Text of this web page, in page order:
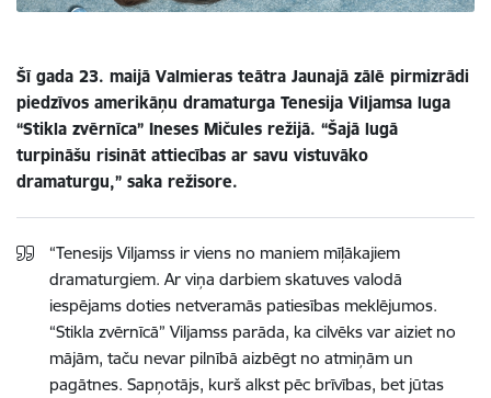
Šī gada 23. maijā Valmieras teātra Jaunajā zālē pirmizrādi
piedzīvos amerikāņu dramaturga Tenesija Viljamsa luga
“Stikla zvērnīca” Ineses Mičules režijā. “Šajā lugā
turpināšu risināt attiecības ar savu vistuvāko
dramaturgu,” saka režisore.
“Tenesijs Viljamss ir viens no maniem mīļākajiem
dramaturgiem. Ar viņa darbiem skatuves valodā
iespējams doties netveramās patiesības meklējumos.
“Stikla zvērnīcā” Viljamss parāda, ka cilvēks var aiziet no
mājām, taču nevar pilnībā aizbēgt no atmiņām un
pagātnes. Sapņotājs, kurš alkst pēc brīvības, bet jūtas